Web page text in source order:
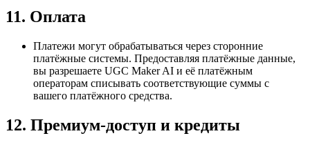
11. Оплата
Платежи могут обрабатываться через сторонние
платёжные системы. Предоставляя платёжные данные,
вы разрешаете UGC Maker AI и её платёжным
операторам списывать соответствующие суммы с
вашего платёжного средства.
12. Премиум-доступ и кредиты